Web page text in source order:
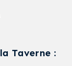
Taverne :